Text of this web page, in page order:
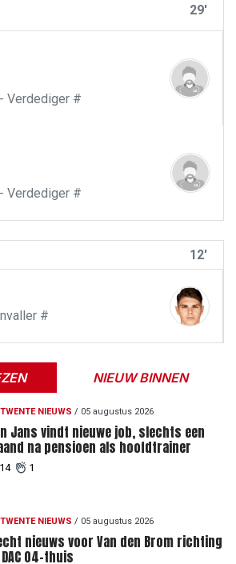
29'
Verdediger #
Verdediger #
12'
#
NIEUW BINNEN
NIEUWS / 05 augustus 2026
Jans vindt nieuwe job, slechts een
na pensioen als hoofdtrainer
14 1
NIEUWS / 05 augustus 2026
nieuws voor Van den Brom richting
DAC 04-thuis